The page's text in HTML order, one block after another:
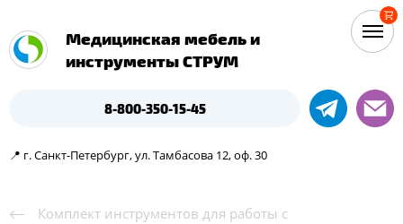
Медицинская мебель и
инструменты СТРУМ
8-800-350-15-45
📍 г. Санкт-Петербург, ул. Тамбасова 12, оф. 30
Комплект инструментов для работы с